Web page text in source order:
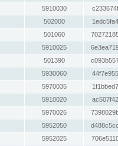
5910030
502000
501060
5910025
501390
5930060
5970035
5910020
5970026
5952050
5952025